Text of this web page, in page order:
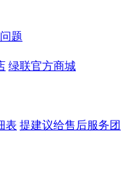
题
绿联官方商城
表 提建议给售后服务团